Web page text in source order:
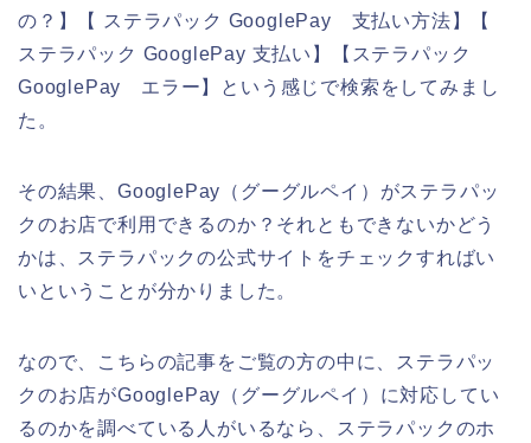
の？】【 ステラパック GooglePay 支払い方法】【
ステラパック GooglePay 支払い】【ステラパック
GooglePay エラー】という感じで検索をしてみまし
た。
その結果、GooglePay（グーグルペイ）がステラパッ
クのお店で利用できるのか？それともできないかどう
かは、ステラパックの公式サイトをチェックすればい
いということが分かりました。
なので、こちらの記事をご覧の方の中に、ステラパッ
クのお店がGooglePay（グーグルペイ）に対応してい
るのかを調べている人がいるなら、ステラパックのホ